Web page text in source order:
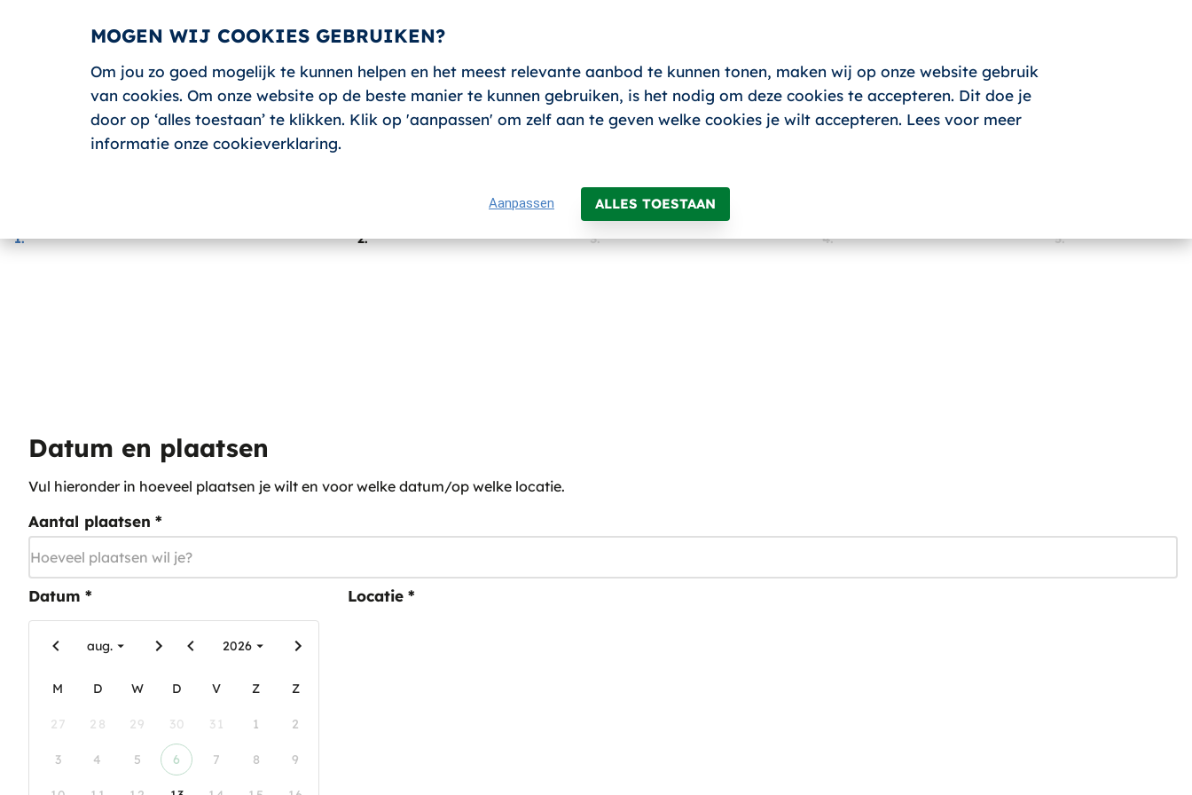
MOGEN WIJ COOKIES GEBRUIKEN?
Om jou zo goed mogelijk te kunnen helpen en het meest relevante aanbod te kunnen tonen, maken wij op onze website gebruik
van cookies. Om onze website op de beste manier te kunnen gebruiken, is het nodig om deze cookies te accepteren. Dit doe je
door op ‘alles toestaan’ te klikken. Klik op 'aanpassen' om zelf aan te geven welke cookies je wilt accepteren. Lees voor meer
informatie onze cookieverklaring.
Aanpassen ALLES TOESTAAN
AANMELDEN
1. 2. 3. 4. 5.
Datum en plaatsen
Vul hieronder in hoeveel plaatsen je wilt en voor welke datum/op welke locatie.
Aantal plaatsen *
Datum *
aug. 2026
M D W D V Z Z
27 28 29 30 31 1 2
3 4 5 6 7 8 9
Locatie *